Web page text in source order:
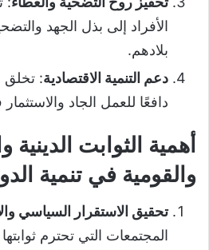
الأفراد إلى بذل الجهد
بلادهم.
دعم التنمية الاقتصادية: تخلق
دافعًا للعمل الجاد
أهمية الثوابت الدينية
والقومية في تنمية
تحقيق الاستقرار السياسي
المجتمعات التي تحترم